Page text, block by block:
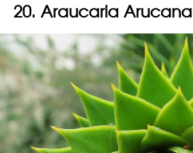
20. Araucaria Arucana